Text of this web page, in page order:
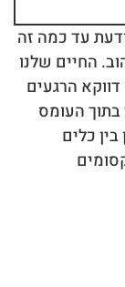
עד כמה זה
החיים שלנו
הרגעים
בתוך העומס
כלים